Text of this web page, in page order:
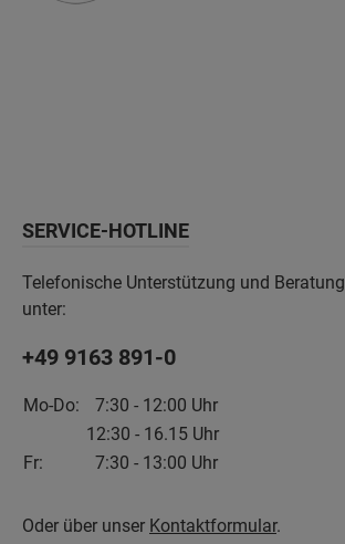
SERVICE-HOTLINE
Telefonische Unterstützung und Beratung
unter:
+49 9163 891-0
Mo-Do:
7:30 - 12:00 Uhr
12:30 - 16.15 Uhr
Fr:
7:30 - 13:00 Uhr
Oder über unser Kontaktformular.